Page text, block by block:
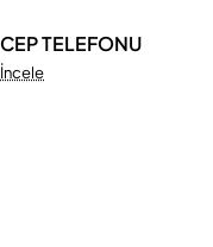
CEP TELEFONU
İncele